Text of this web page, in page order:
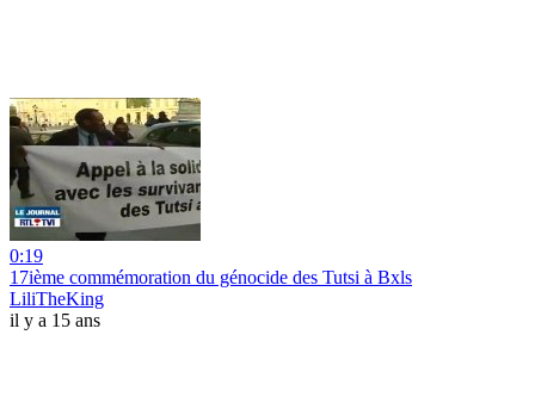
0:19
17ième commémoration du génocide des Tutsi à Bxls
LiliTheKing
il y a 15 ans